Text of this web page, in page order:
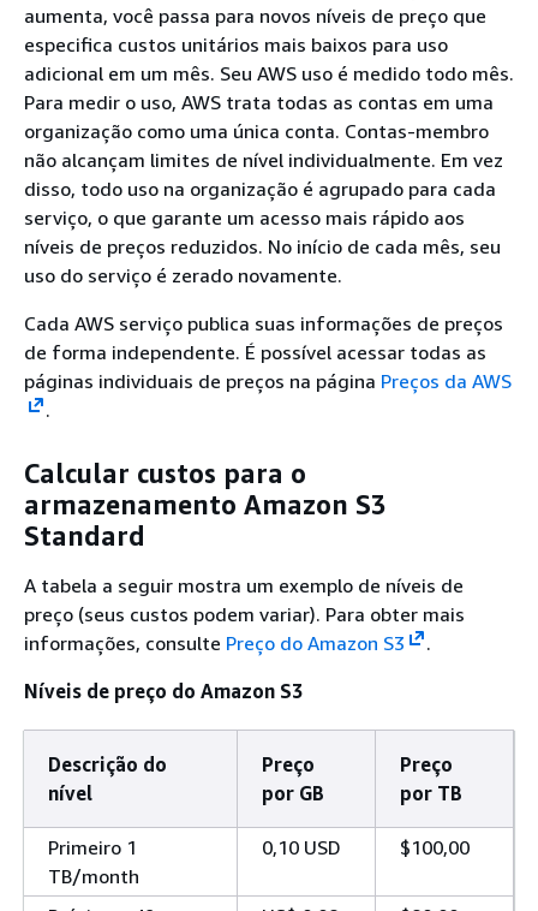
aumenta, você passa para novos níveis de preço que
especifica custos unitários mais baixos para uso
adicional em um mês. Seu AWS uso é medido todo mês.
Para medir o uso, AWS trata todas as contas em uma
organização como uma única conta. Contas-membro
não alcançam limites de nível individualmente. Em vez
disso, todo uso na organização é agrupado para cada
serviço, o que garante um acesso mais rápido aos
níveis de preços reduzidos. No início de cada mês, seu
uso do serviço é zerado novamente.
Cada AWS serviço publica suas informações de preços
de forma independente. É possível acessar todas as
páginas individuais de preços na página Preços da AWS
.
Calcular custos para o
armazenamento Amazon S3
Standard
A tabela a seguir mostra um exemplo de níveis de
preço (seus custos podem variar). Para obter mais
informações, consulte Preço do Amazon S3
.
Níveis de preço do Amazon S3
Descrição do
nível
Preço
por GB
Preço
por TB
Primeiro 1
TB/month
0,10 USD $100,00